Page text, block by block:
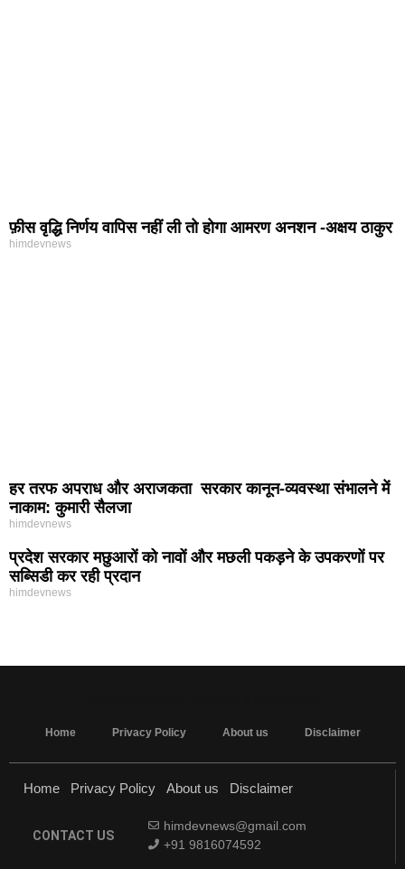
फ़ीस वृद्धि निर्णय वापिस नहीं ली तो होगा आमरण अनशन -अक्षय ठाकुर
himdevnews
हर तरफ अपराध और अराजकता सरकार कानून-व्यवस्था संभालने में
नाकाम: कुमारी सैलजा
himdevnews
प्रदेश सरकार मछुआरों को नावों और मछली पकड़ने के उपकरणों पर
सब्सिडी कर रही प्रदान
himdevnews
Home Privacy Policy About us Disclaimer
Home Privacy Policy About us Disclaimer
CONTACT US
himdevnews@gmail.com
+91 9816074592